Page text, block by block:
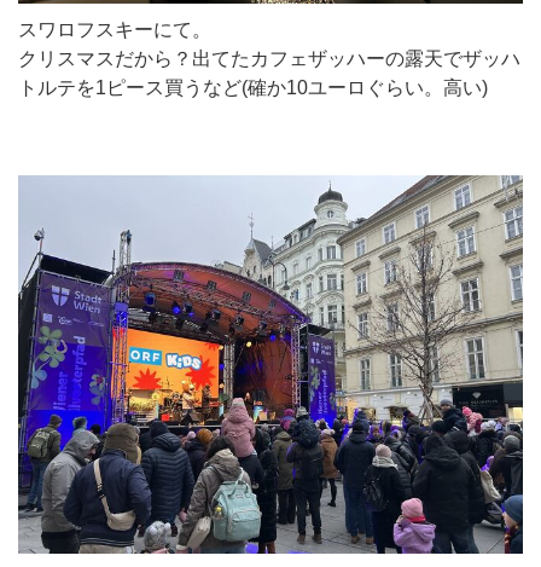
スワロフスキーにて。
クリスマスだから？出てたカフェザッハーの露天でザッハ
トルテを1ピース買うなど(確か10ユーロぐらい。高い)